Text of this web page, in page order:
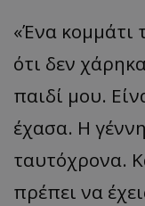
«Ένα κομμάτι
ότι δεν
παιδί μου.
έχασα. Η
ταυτόχρονα.
πρέπει να